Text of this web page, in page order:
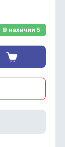
В наличии 5